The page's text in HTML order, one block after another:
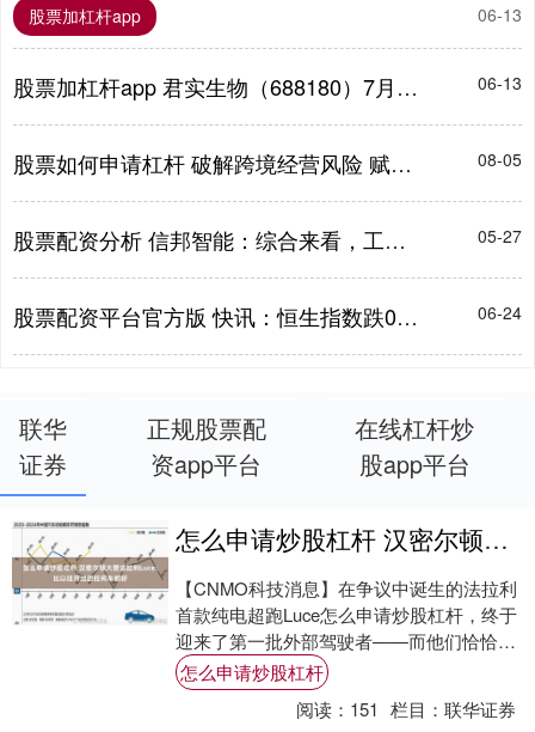
06-13
股票加杠杆app
股票加杠杆app 君实生物（688180）7月28日主力资金净买入2635.67万元 06-13
股票如何申请杠杆 破解跨境经营风险 赋能华强北市场发展 08-05
股票配资分析 信邦智能：综合来看，工业机器人及高端装备产业的发展前景比较乐观 05-27
股票配资平台官方版 快讯：恒生指数跌0.85% 恒生科指跌1.40% 黄金股普跌 金叶国际集团上市首日高开500% 06-24
联华
证券
正规股票配
资app平台
在线杠杆炒
股app平台
怎么申请炒股杠杆 汉密尔顿大赞法拉利Luce：比以往开过的任何车都好
【CNMO科技消息】在争议中诞生的法拉利
首款纯电超跑Luce怎么申请炒股杠杆，终于
迎来了第一批外部驾驶者——而他们恰恰是
F1赛场上与跃马并肩作战的两位王牌车
手。....
怎么申请炒股杠杆
阅读： 151 栏目：联华证券